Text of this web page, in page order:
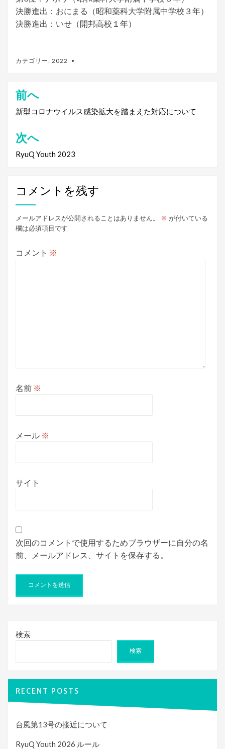
決勝進出：おにまる（昭和薬科大学附属中学校３年）
決勝進出：いせ（開邦高校１年）
カテゴリー: 2022
投
稿
ナ
ビ
ゲ
シ
ョ
ン
前へ
新型コロナウイルス感染拡大を踏まえた対応について
次へ
RyuQ Youth 2023
コメントを残す
メールアドレスが公開されることはありません。 ※ が付いている
欄は必須項目です
コメント ※
名前 ※
メール ※
サイト
次回のコメントで使用するためブラウザーに自分の名
前、メールアドレス、サイトを保存する。
検索
検索
RECENT POSTS
台風第13号の接近について
RyuQ Youth 2026 ルール